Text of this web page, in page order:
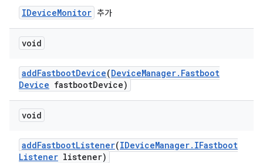
IDeviceMonitor 추가
void
addFastbootDevice(DeviceManager. Fastboot
Device fastbootDevice)
void
addFastbootListener(IDeviceManager. IFastboot
Listener listener)